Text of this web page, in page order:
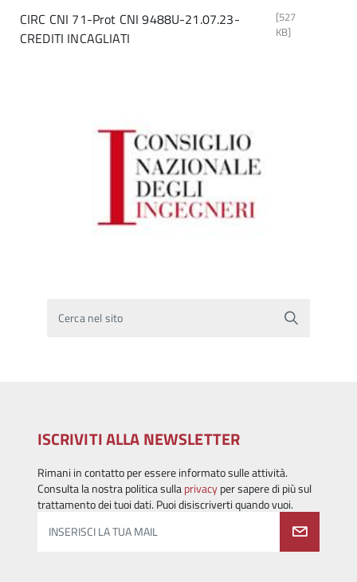
CIRC CNI 71-Prot CNI 9488U-21.07.23-
CREDITI INCAGLIATI
[527
KB]
Cerca nel sito
ISCRIVITI ALLA NEWSLETTER
Rimani in contatto per essere informato sulle attività.
Consulta la nostra politica sullaprivacyper sapere di più sul
trattamento dei tuoi dati. Puoi disiscriverti quando vuoi.
INSERISCI LA TUA MAIL